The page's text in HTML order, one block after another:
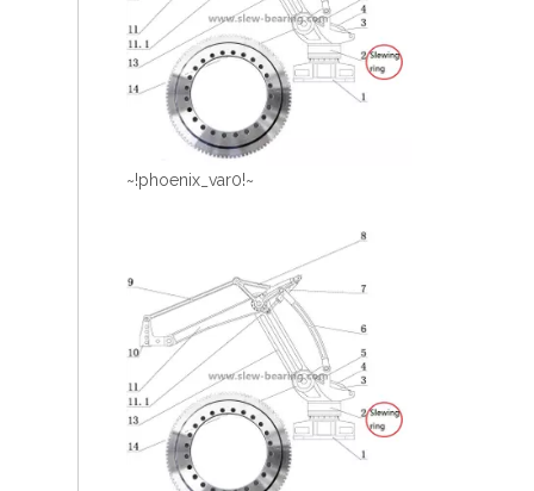
~!phoenix_var0!~